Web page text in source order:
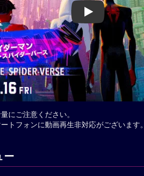
Play
にご注意ください。
トフォンに動画再生非対応がございます。
ー